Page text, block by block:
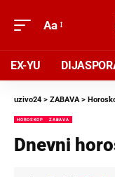
Aa
EX-YU
uzivo24 > ZABAVA>
HOROSKOP ZABAVA
Dnevni